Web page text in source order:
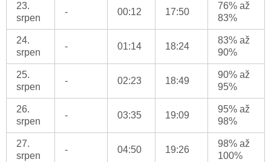
23.
srpen
- 00:12 17:50
76% až
83%
24.
srpen
- 01:14 18:24
83% až
90%
25.
srpen
- 02:23 18:49
90% až
95%
26.
srpen
- 03:35 19:09
95% až
98%
27.
srpen
- 04:50 19:26
98% až
100%